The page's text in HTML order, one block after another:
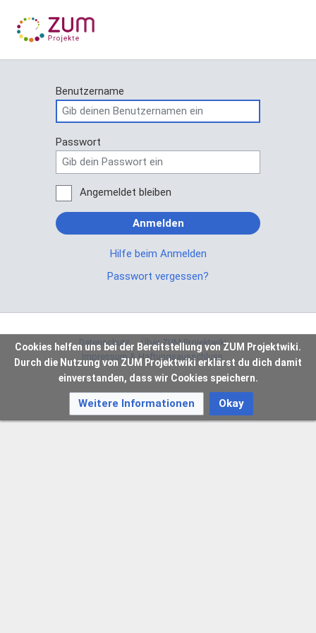
Benutzername
Passwort
Angemeldet bleiben
Anmelden
Hilfe beim Anmelden
Passwort vergessen?
Datenschutz
Über ZUM Projektwiki
Impressum & Haftungsausschluss
Cookies helfen uns bei der Bereitstellung von ZUM Projektwiki.
Durch die Nutzung von ZUM Projektwiki erklärst du dich damit
einverstanden, dass wir Cookies speichern.
Weitere Informationen Okay